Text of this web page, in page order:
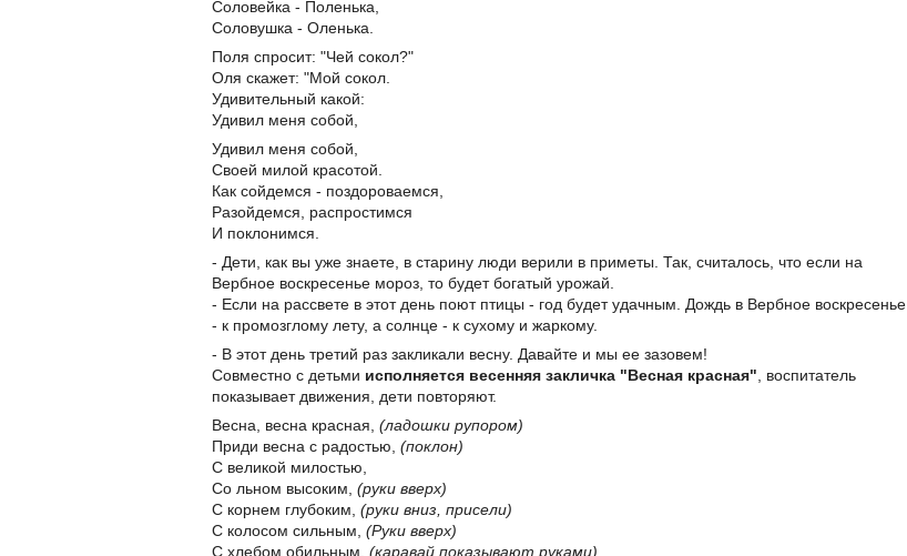
Соловейка - Поленька,
Соловушка - Оленька.
Поля спросит: "Чей сокол?"
Оля скажет: "Мой сокол.
Удивительный какой:
Удивил меня собой,
Удивил меня собой,
Своей милой красотой.
Как сойдемся - поздороваемся,
Разойдемся, распростимся
И поклонимся.
- Дети, как вы уже знаете, в старину люди верили в приметы. Так, считалось, что если на
Вербное воскресенье мороз, то будет богатый урожай.
- Если на рассвете в этот день поют птицы - год будет удачным. Дождь в Вербное воскресенье
- к промозглому лету, а солнце - к сухому и жаркому.
- В этот день третий раз закликали весну. Давайте и мы ее зазовем!
Совместно с детьми исполняется весенняя закличка "Весная красная", воспитатель
показывает движения, дети повторяют.
Весна, весна красная, (ладошки рупором)
Приди весна с радостью, (поклон)
С великой милостью,
Со льном высоким, (руки вверх)
С корнем глубоким, (руки вниз, присели)
С колосом сильным, (Руки вверх)
С хлебом обильным. (каравай показывают руками)